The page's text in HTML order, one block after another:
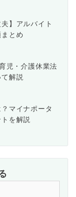
】アルバイト
とめ
児・介護休業法
解説
マイナポータ
を解説